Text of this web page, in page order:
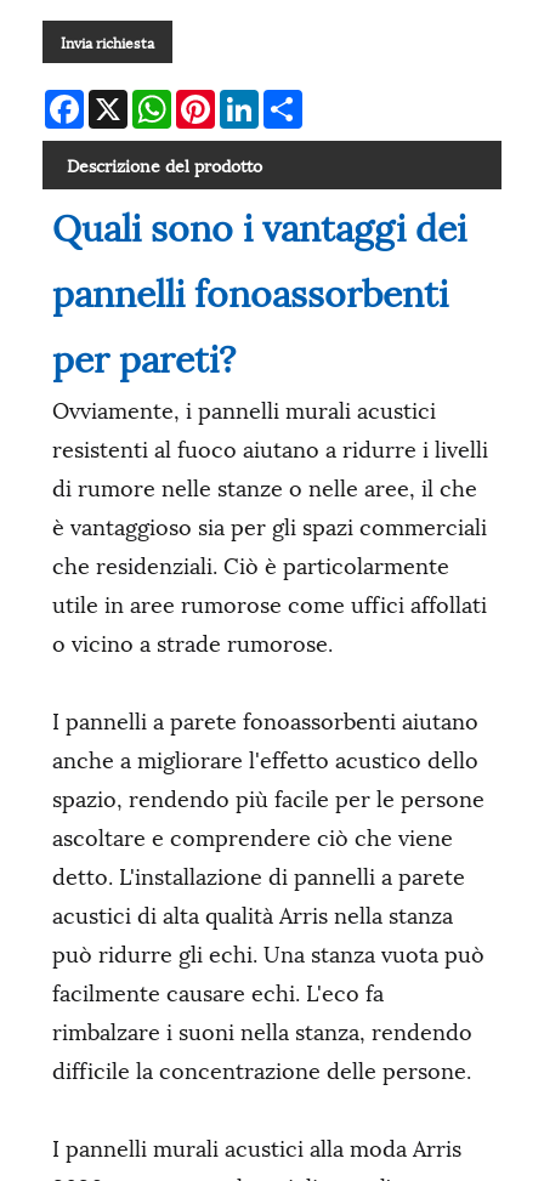
Invia richiesta
Facebook
X WhatsAppPinterestLinkedIn
Descrizione del prodotto
Quali sono i vantaggi dei
pannelli fonoassorbenti
per pareti?
Ovviamente, i pannelli murali acustici
resistenti al fuoco aiutano a ridurre i livelli
di rumore nelle stanze o nelle aree, il che
è vantaggioso sia per gli spazi commerciali
che residenziali. Ciò è particolarmente
utile in aree rumorose come uffici affollati
o vicino a strade rumorose.
I pannelli a parete fonoassorbenti aiutano
anche a migliorare l'effetto acustico dello
spazio, rendendo più facile per le persone
ascoltare e comprendere ciò che viene
detto. L'installazione di pannelli a parete
acustici di alta qualità Arris nella stanza
può ridurre gli echi. Una stanza vuota può
facilmente causare echi. L'eco fa
rimbalzare i suoni nella stanza, rendendo
difficile la concentrazione delle persone.
I pannelli murali acustici alla moda Arris